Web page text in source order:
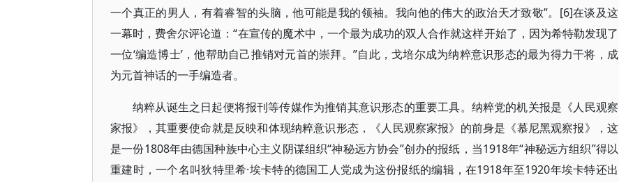
一个真正的男人，有着睿智的头脑，他可能是我的领袖。我向他的伟大的政治天才致敬”。[6]在谈及这
一幕时，费舍尔评论道：“在宣传的魔术中，一个最为成功的双人合作就这样开始了，因为希特勒发现了
一位‘编造博士’，他帮助自己推销对元首的崇拜。”自此，戈培尔成为纳粹意识形态的最为得力干将，成
为元首神话的一手编造者。
纳粹从诞生之日起便将报刊等传媒作为推销其意识形态的重要工具。纳粹党的机关报是《人民观察
家报》，其重要使命就是反映和体现纳粹意识形态，《人民观察家报》的前身是《慕尼黑观察报》，这
是一份1808年由德国种族中心主义阴谋组织“神秘远方协会”创办的报纸，当1918年“神秘远方组织”得以
重建时，一个名叫狄特里希·埃卡特的德国工人党成为这份报纸的编辑，在1918年至1920年埃卡特还出